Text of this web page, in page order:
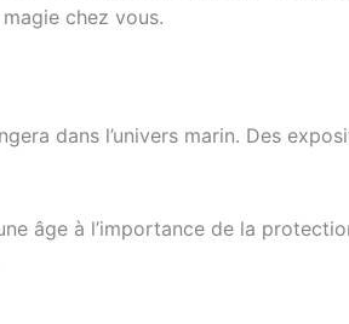
chez vous.
dans l’univers marin. Des
âge à l’importance de la